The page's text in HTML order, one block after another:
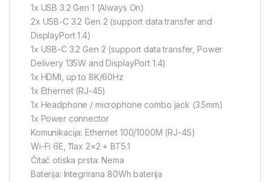
1x USB 3.2 Gen 1 (Always On)
2x USB-C 3.2 Gen 2 (support data transfer and
DisplayPort 1.4)
1x USB-C 3.2 Gen 2 (support data transfer, Power
Delivery 135W and DisplayPort 1.4)
1x HDMI, up to 8K/60Hz
1x Ethernet (RJ-45)
1x Headphone / microphone combo jack (3.5mm)
1x Power connector
Komunikacija: Ethernet 100/1000M (RJ-45)
Wi-Fi 6E, 11ax 2×2 + BT5.1
Čitač otiska prsta: Nema
Baterija: Integrirana 80Wh baterija